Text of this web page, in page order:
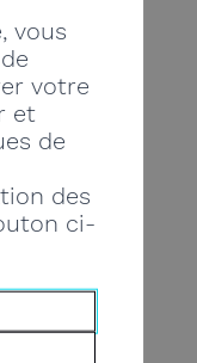
de vous
2022
vous
votre
et
de
des
ci-